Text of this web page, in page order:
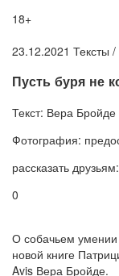
18+
23.12.2021 Тексты /
Пусть буря не
Текст: Вера Бройде
Фотография:
рассказать друзьям:
0
О собачьем умении
новой книге
Avis Вера Бройде.